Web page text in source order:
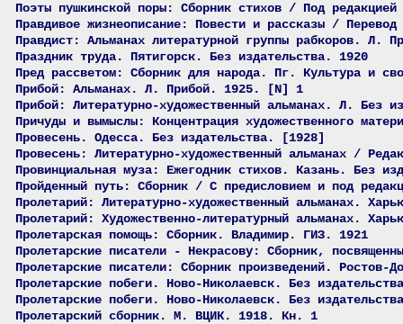
Поэты пушкинской поры: Сборник стихов / Под
Правдивое жизнеописание: Повести и рассказы /
Правдист: Альманах литературной группы рабкоров. Л.
Праздник труда. Пятигорск. Без издательства. 1920
Пред рассветом: Сборник для народа. Пг. Культура и
Прибой: Альманах. Л. Прибой. 1925. [N] 1
Прибой: Литературно-художественный альманах. Л. Без
Причуды и вымыслы: Концентрация художественного
Провесень. Одесса. Без издательства. [1928]
Провесень: Литературно-художественный альманах /
Провинциальная муза: Ежегодник стихов. Казань. Без
Пройденный путь: Сборник / С предисловием и под
Пролетарий: Литературно-художественный альманах.
Пролетарий: Художественно-литературный альманах.
Пролетарская помощь: Сборник. Владимир. ГИЗ. 1921
Пролетарские писатели - Некрасову: Сборник,
Пролетарские писатели: Сборник произведений.
Пролетарские побеги. Ново-Николаевск. Без
Пролетарские побеги. Ново-Николаевск. Без
Пролетарский сборник. М. ВЦИК. 1918. Кн. 1